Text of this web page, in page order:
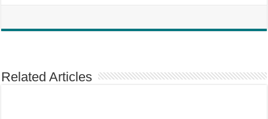
Related Articles